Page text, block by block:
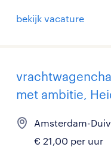
bekijk vacature
met ambitie,
Amsterdam-
€ 21,00 per uur